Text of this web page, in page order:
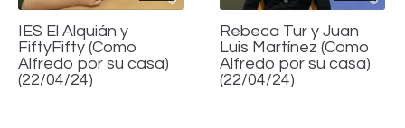
IES El Alquián y
FiftyFifty (Como
Alfredo por su casa)
(22/04/24)
Rebeca Tur y Juan
Luis Martínez (Como
Alfredo por su casa)
(22/04/24)